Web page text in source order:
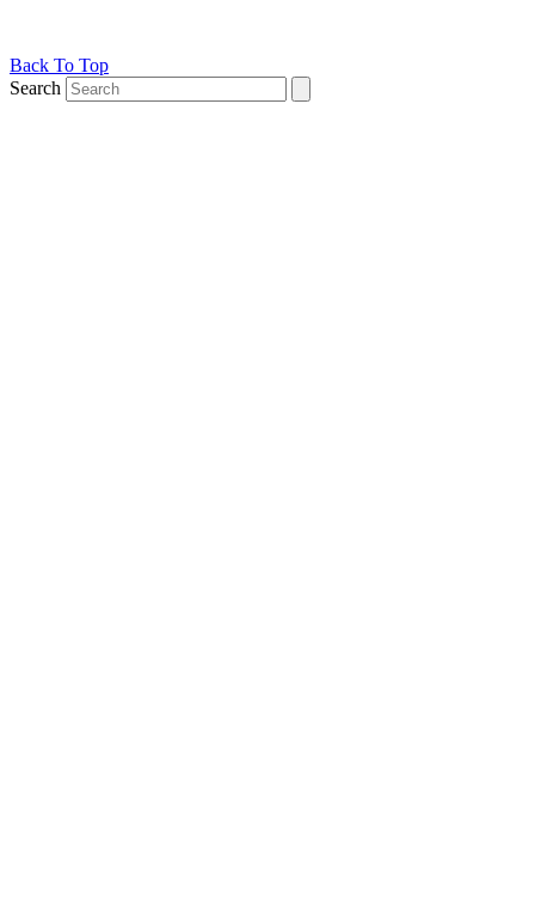
Back To Top
Search